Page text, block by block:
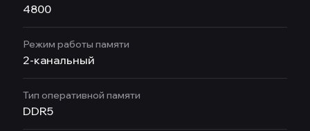
4800
Режим работы памяти
2-канальный
Тип оперативной памяти
DDR5